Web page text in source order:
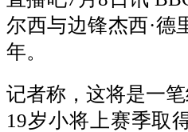
尔西与边锋杰西·德
年。
记者称，这将是一
19岁小将上赛季取